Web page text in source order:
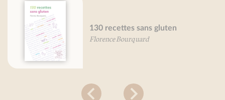
130 recettes sans gluten
Florence Bourquard